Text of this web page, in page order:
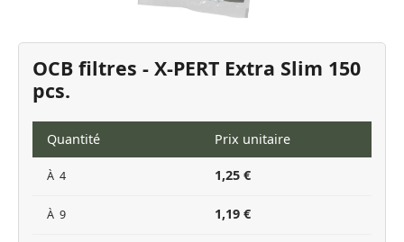
OCB filtres - X-PERT Extra Slim 150
pcs.
Quantité Prix unitaire
À 4 1,25 €
À 9 1,19 €